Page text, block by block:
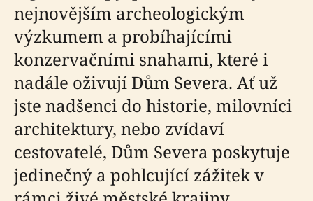
nejnovějším archeologickým
výzkumem a probíhajícími
konzervačními snahami, které i
nadále oživují Dům Severa. Ať už
jste nadšenci do historie, milovníci
architektury, nebo zvídaví
cestovatelé, Dům Severa poskytuje
jedinečný a pohlcující zážitek v